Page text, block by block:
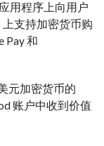
用程序上向用户
支持加密货币购
Pay 和
元加密货币的
账户中收到价值